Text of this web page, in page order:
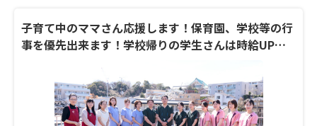
子育て中のママさん応援します！保育園、学校等の行
事を優先出来ます！学校帰りの学生さんは時給UP！